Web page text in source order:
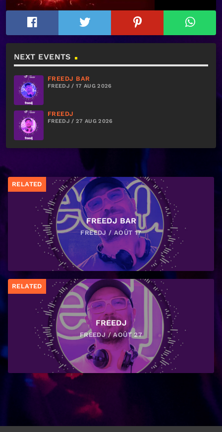
NEXT EVENTS
FREEDJ BAR
FREEDJ / 17 AUG 2026
FREEDJ
FREEDJ / 27 AUG 2026
RELATED
FREEDJ BAR
FREEDJ / AOÛT 17
RELATED
FREEDJ
FREEDJ / AOÛT 27